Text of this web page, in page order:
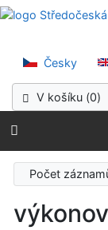
Přejít na obsah
Přejít na menu
Česky
V košíku (0)
Počet